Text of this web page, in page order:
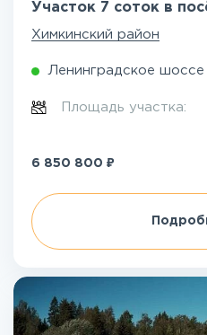
Участок 7 соток в
Химкинский район
Ленинградское шоссе
Площадь участка:
6 850 800 ₽